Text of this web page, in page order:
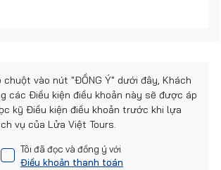
chuột vào nút "ĐỒNG Ý" dưới đây, Khách
các Điều kiện điều khoản này sẽ được áp
kỹ Điều kiện điều khoản trước khi lựa
vụ của Lửa Việt Tours.
Tôi đã đọc và đồng ý với
Điều khoản thanh toán